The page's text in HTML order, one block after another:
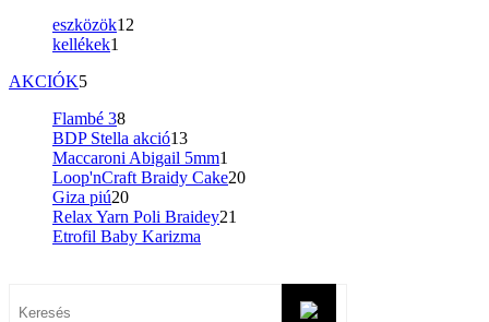
eszközök12
kellékek1
AKCIÓK5
Flambé 38
BDP Stella akció13
Maccaroni Abigail 5mm1
Loop'nCraft Braidy Cake20
Giza piú20
Relax Yarn Poli Braidey21
Etrofil Baby Karizma